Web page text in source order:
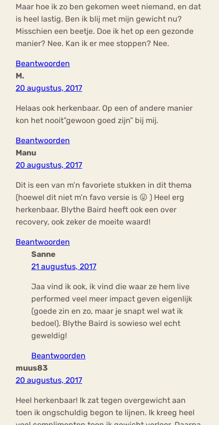
Maar hoe ik zo ben gekomen weet niemand, en dat
is heel lastig. Ben ik blij met mijn gewicht nu?
Misschien een beetje. Doe ik het op een gezonde
manier? Nee. Kan ik er mee stoppen? Nee.
Beantwoorden
M.
20 augustus, 2017
Helaas ook herkenbaar. Op een of andere manier
kon het nooit”gewoon goed zijn” bij mij.
Beantwoorden
Manu
20 augustus, 2017
Dit is een van m’n favoriete stukken in dit thema
(hoewel dit niet m’n favo versie is 😛 ) Heel erg
herkenbaar. Blythe Baird heeft ook een over
recovery, ook zeker de moeite waard!
Beantwoorden
Sanne
21 augustus, 2017
Jaa vind ik ook, ik vind die waar ze hem live
performed veel meer impact geven eigenlijk
(goede zin en zo, maar je snapt wel wat ik
bedoel). Blythe Baird is sowieso wel echt
geweldig!
Beantwoorden
muus83
20 augustus, 2017
Heel herkenbaar! Ik zat tegen overgewicht aan
toen ik ongschuldig begon te lijnen. Ik kreeg heel